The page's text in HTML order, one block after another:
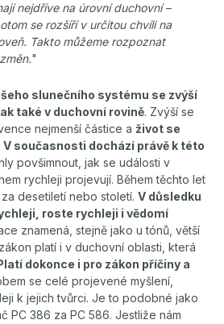
nejdříve na úrovní duchovní –
se rozšíří v určitou chvíli na
Takto můžeme rozpoznat
"
slunečního systému se zvýší
také v duchovní rovině. Zvýší se
nejmenší částice a život se
současnosti dochází právě k této
povšimnout, jak se události v
rychleji projevují. Během těchto let
desetiletí nebo století. V důsledku
roste rychleji i vědomí
znamená, stejně jako u tónů, větší
platí i v duchovní oblasti, která
dokonce i pro zákon příčiny a
se celé projevené myšlení,
k jejich tvůrci. Je to podobné jako
PC 386 za PC 586. Jestliže nám